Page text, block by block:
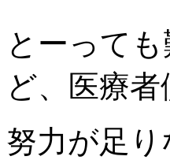
とーって
ど、医療者
努力が足